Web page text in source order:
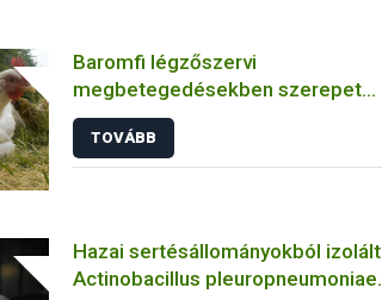
Baromfi légzőszervi
megbetegedésekben szerepet
játszó bakteriális kórokozók
tanulmányozása
TOVÁBB
Hazai sertésállományokból izolált
Actinobacillus pleuropneumoniae